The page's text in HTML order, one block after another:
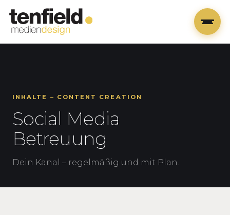
INHALTE – CONTENT CREATION
Social Media
Betreuung
Dein Kanal – regelmäßig und mit Plan.